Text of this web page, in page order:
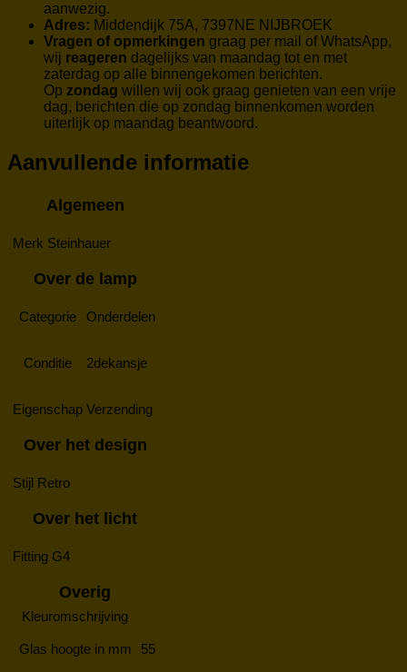
aanwezig.
Adres: Middendijk 75A, 7397NE NIJBROEK
Vragen of opmerkingen graag per mail of WhatsApp,
wij reageren dagelijks van maandag tot en met
zaterdag op alle binnengekomen berichten.
Op zondag willen wij ook graag genieten van een vrije
dag, berichten die op zondag binnenkomen worden
uiterlijk op maandag beantwoord.
Aanvullende informatie
Algemeen
Merk Steinhauer
Over de lamp
Categorie Onderdelen
Conditie 2dekansje
Eigenschap Verzending
Over het design
Stijl Retro
Over het licht
Fitting G4
Overig
Kleuromschrijving
Glas hoogte in mm 55